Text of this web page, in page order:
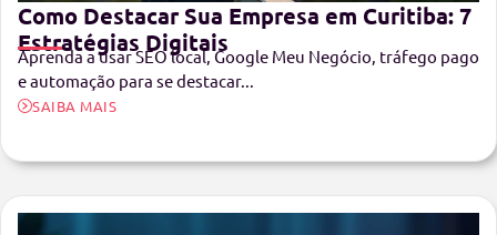
Como Destacar Sua Empresa em Curitiba: 7
Estratégias Digitais
Aprenda a usar SEO local, Google Meu Negócio, tráfego pago
e automação para se destacar...
SAIBA MAIS